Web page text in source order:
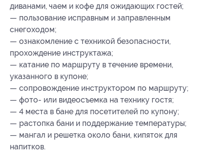
диванами, чаем и кофе для ожидающих гостей;
— пользование исправным и заправленным
снегоходом;
— ознакомление с техникой безопасности,
прохождение инструктажа;
— катание по маршруту в течение времени,
указанного в купоне;
— сопровождение инструктором по маршруту;
— фото- или видеосъемка на технику гостя;
— 4 места в бане для посетителей по купону;
— растопка бани и поддержание температуры;
— мангал и решетка около бани, кипяток для
напитков.